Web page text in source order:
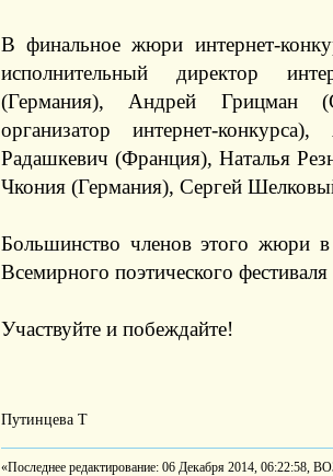
В финальное жюри интернет-
исполнительный директор
(Германия), Андрей Грицман
организатор интернет-
Радашкевич (Франция), Наталья
Чкония (Германия), Сергей
Большинство членов этого жюри
Всемирного поэтического
Участвуйте и побеждайте!
Путинцева Т
«Последнее редактирование: 06 Декабря 2014, 06:22:58,